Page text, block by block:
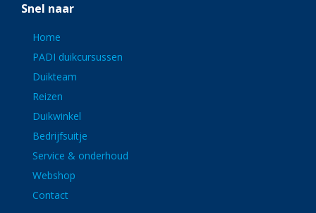
Snel naar
Home
PADI duikcursussen
Duikteam
Reizen
Duikwinkel
Bedrijfsuitje
Service & onderhoud
Webshop
Contact